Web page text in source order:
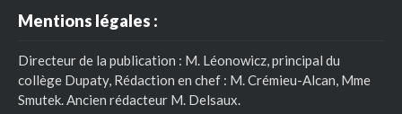
Mentions légales :
Directeur de la publication : M. Léonowicz, principal du
collège Dupaty, Rédaction en chef : M. Crémieu-Alcan, Mme
Smutek. Ancien rédacteur M. Delsaux.